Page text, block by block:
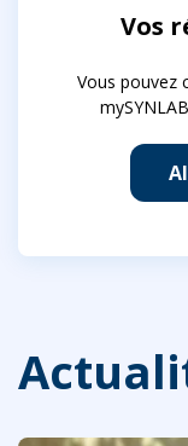
Vos
Vous pouvez